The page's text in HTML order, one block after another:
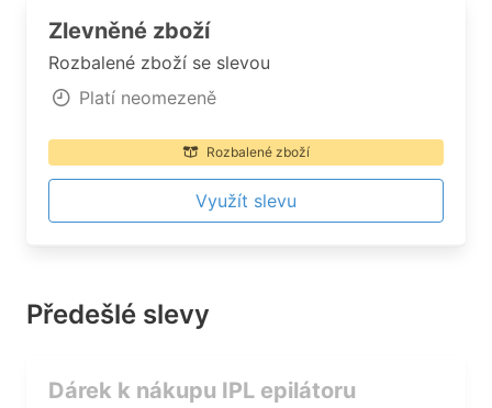
Zlevněné zboží
Rozbalené zboží se slevou
Platí neomezeně
Rozbalené zboží
Využít slevu
Předešlé slevy
Dárek k nákupu IPL epilátoru